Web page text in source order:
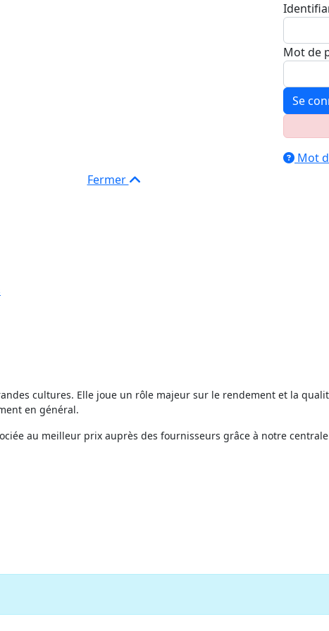
Mot de
Se
Mot
Fermer
cultures. Elle joue un rôle majeur sur le rendement et la
en général.
au meilleur prix auprès des fournisseurs grâce à notre centrale